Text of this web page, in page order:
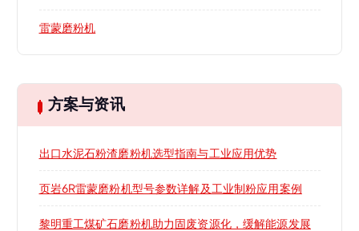
雷蒙磨粉机
方案与资讯
出口水泥石粉渣磨粉机选型指南与工业应用优势
页岩6R雷蒙磨粉机型号参数详解及工业制粉应用案例
黎明重工煤矿石磨粉机助力固废资源化，缓解能源发展